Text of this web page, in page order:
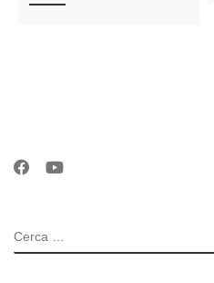
CERCA